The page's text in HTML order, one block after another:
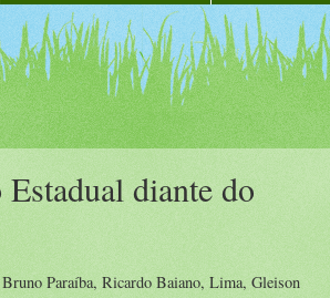
diante do
Paraíba, Ricardo Baiano, Lima, Gleison